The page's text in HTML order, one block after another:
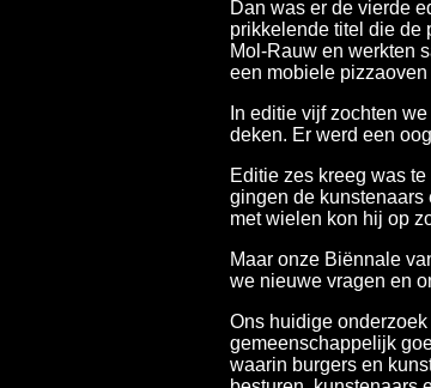
Dan was er de vierde
prikkelende titel die de
Mol-Rauw en werkten
een mobiele
In editie vijf zochten
deken. Er werd een
Editie zes kreeg was
gingen de kunstenaars
met wielen kon hij op
Maar onze Biënnale
we nieuwe vragen en
Ons huidige
gemeenschappelijk
waarin burgers en